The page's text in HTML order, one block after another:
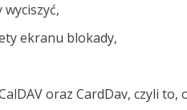
ekranu blokady,
oraz CardDav, czyli to,